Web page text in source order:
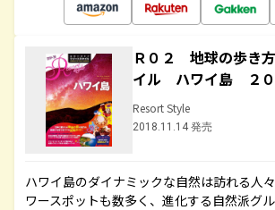
Ｒ０２ 地球の歩き
イル ハワイ島 ２０
Resort Style
2018.11.14 発売
ハワイ島のダイナミックな自然は訪れる人
ワースポットも数多く、進化する自然派グ